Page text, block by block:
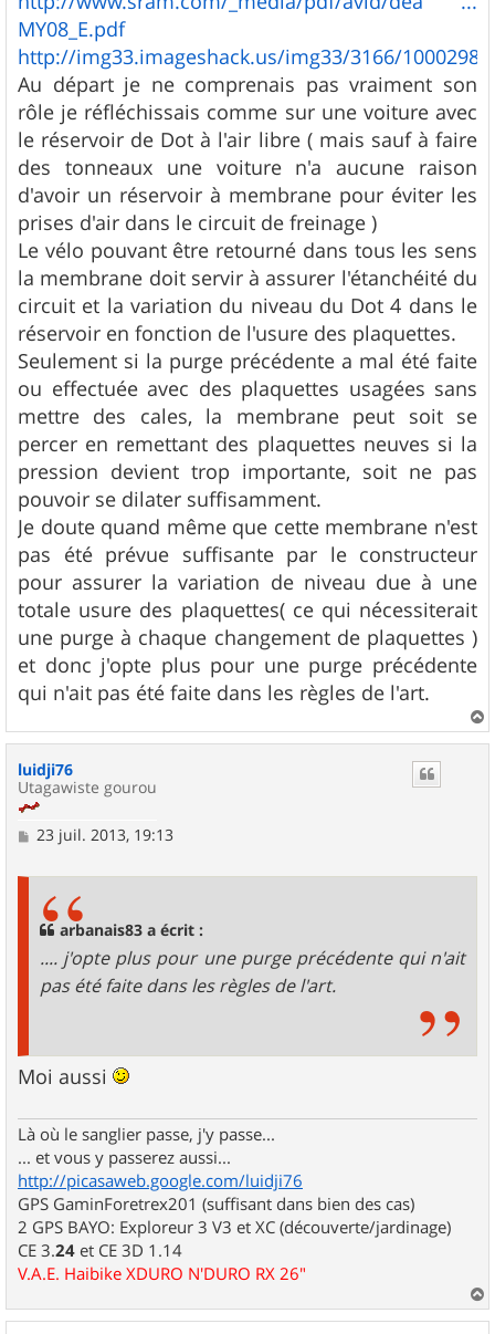
MY08_E.pdf
http://img33.imageshack.us/img33/3166/
Au départ je ne comprenais pas vraiment son
rôle je réfléchissais comme sur une voiture avec
le réservoir de Dot à l'air libre ( mais sauf à faire
des tonneaux une voiture n'a aucune raison
d'avoir un réservoir à membrane pour éviter les
prises d'air dans le circuit de freinage )
Le vélo pouvant être retourné dans tous les sens
la membrane doit servir à assurer l'étanchéité du
circuit et la variation du niveau du Dot 4 dans le
réservoir en fonction de l'usure des plaquettes.
Seulement si la purge précédente a mal été faite
ou effectuée avec des plaquettes usagées sans
mettre des cales, la membrane peut soit se
percer en remettant des plaquettes neuves si la
pression devient trop importante, soit ne pas
pouvoir se dilater suffisamment.
Je doute quand même que cette membrane n'est
pas été prévue suffisante par le constructeur
pour assurer la variation de niveau due à une
totale usure des plaquettes( ce qui nécessiterait
une purge à chaque changement de plaquettes )
et donc j'opte plus pour une purge précédente
qui n'ait pas été faite dans les règles de l'art.
a
luidji76
Utagawiste gourou
M
23 juil. 2013, 19:13
arbanais83 a écrit :
.... j'opte plus pour une purge précédente qui n'ait
pas été faite dans les règles de l'art.
Moi aussi
Là où le sanglier passe, j'y passe...
... et vous y passerez aussi...
http://picasaweb.google.com/luidji76
GPS GaminForetrex201 (suffisant dans bien des cas)
2 GPS BAYO: Exploreur 3 V3 et XC (découverte/jardinage)
CE 3.24 et CE 3D 1.14
V.A.E. Haibike XDURO N'DURO RX 26"
a